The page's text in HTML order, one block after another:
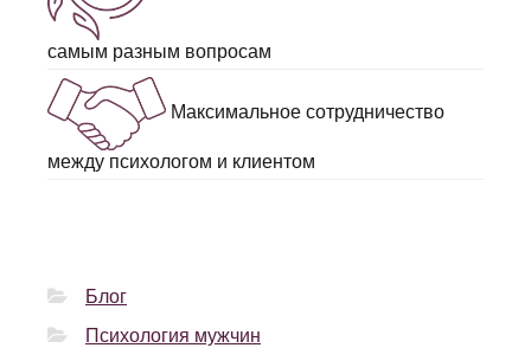
самым разным вопросам
Максимальное сотрудничество
между психологом и клиентом
Блог
Психология мужчин